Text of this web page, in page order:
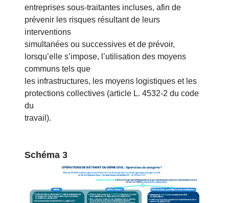
entreprises sous-traitantes incluses, afin de
prévenir les risques résultant de leurs
interventions
simultanées ou successives et de prévoir,
lorsqu’elle s’impose, l’utilisation des moyens
communs tels que
les infrastructures, les moyens logistiques et les
protections collectives (article L. 4532-2 du code
du
travail).
Schéma 3